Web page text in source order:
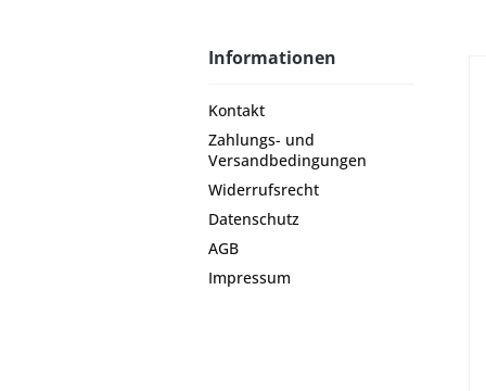
Informationen
Kontakt
Zahlungs- und
Versandbedingungen
Widerrufsrecht
Datenschutz
AGB
Impressum